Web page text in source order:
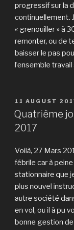
progressif sur la
continuellement.
« grenouiller » à
remonter, ou de
baisser le pas
l’ensemble
POSTED
ON
11 AUGUST
Quatrième
2017
Voilà, 27 Mars
fébrile car à
stationnaire que
plus nouvel
autre société
en vol, ou il à pu
bonne gestion de